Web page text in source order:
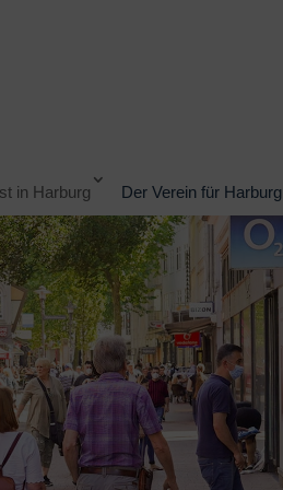
in Harburg Der Verein für Harburg